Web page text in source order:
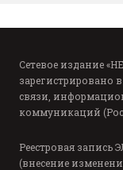
Сетевое издание
зарегистрировано
связи,
коммуникаций
Реестровая запись
(внесение